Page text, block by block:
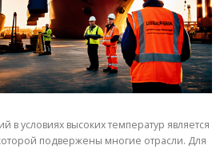
в условиях высоких температур является
подвержены многие отрасли. Для